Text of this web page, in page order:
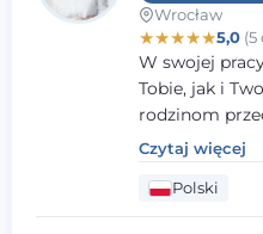
Wrocław
★★★★★5,0(5
W swojej
Tobie, jak i
rodzinom
momenty,
wzajemnym
komunikacji.
pracy z
Czytaj więcej
Polski